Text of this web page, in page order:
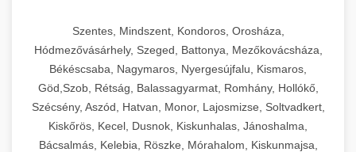
chef-iparikonyhagepek.hu
kereskedelmi csomagoló gép
professzionális konyhák számára. Nagy
kapacitású sütő- és főzőberendezés precíz
hőmérséklet-szabályozással.
chef-iparikonyhagepek.hu
kereskedelmi sütősütő
❄️ 25. Ipari Hűtőszekrény +
Professzionális hűtőegységek és hűtőkamrák
kereskedelmi konyhák számára.
Energiahatékony hűtési megoldások nagy
kapacitással.
💧 26. Ipari Mosogatógép +
Kereskedelmi mosogatóberendezések nagy
Szentes, Mindszent, Kondoros, Orosháza,
Hódmezővásárhely, Szeged, Battonya, Mezőkovácsháza,
Békéscsaba, Nagymaros, Nyergesújfalu, Kismaros,
Göd,Szob, Rétság, Balassagyarmat, Romhány, Hollókő,
Szécsény, Aszód, Hatvan, Monor, Lajosmizse, Soltvadkert,
Kiskőrös, Kecel, Dusnok, Kiskunhalas, Jánoshalma,
Bácsalmás, Kelebia, Röszke, Mórahalom, Kiskunmajsa,